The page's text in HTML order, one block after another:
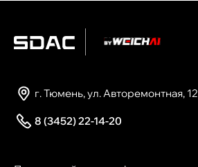
8 (3452) 22-14-20
г. Тюмень, ул. Авторемонтная, 12